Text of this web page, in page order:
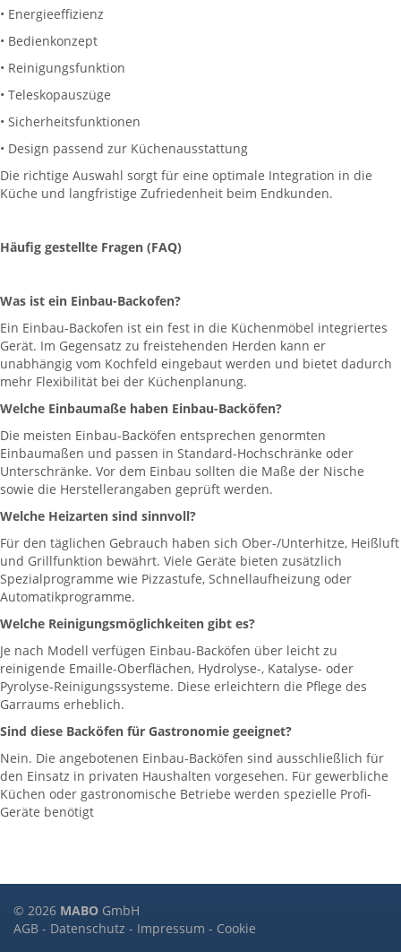
• Energieeffizienz
• Bedienkonzept
• Reinigungsfunktion
• Teleskopauszüge
• Sicherheitsfunktionen
• Design passend zur Küchenausstattung
Die richtige Auswahl sorgt für eine optimale Integration in die
Küche und langfristige Zufriedenheit beim Endkunden.
Häufig gestellte Fragen (FAQ)
Was ist ein Einbau-Backofen?
Ein Einbau-Backofen ist ein fest in die Küchenmöbel integriertes
Gerät. Im Gegensatz zu freistehenden Herden kann er
unabhängig vom Kochfeld eingebaut werden und bietet dadurch
mehr Flexibilität bei der Küchenplanung.
Welche Einbaumaße haben Einbau-Backöfen?
Die meisten Einbau-Backöfen entsprechen genormten
Einbaumaßen und passen in Standard-Hochschränke oder
Unterschränke. Vor dem Einbau sollten die Maße der Nische
sowie die Herstellerangaben geprüft werden.
Welche Heizarten sind sinnvoll?
Für den täglichen Gebrauch haben sich Ober-/Unterhitze, Heißluft
und Grillfunktion bewährt. Viele Geräte bieten zusätzlich
Spezialprogramme wie Pizzastufe, Schnellaufheizung oder
Automatikprogramme.
Welche Reinigungsmöglichkeiten gibt es?
Je nach Modell verfügen Einbau-Backöfen über leicht zu
reinigende Emaille-Oberflächen, Hydrolyse-, Katalyse- oder
Pyrolyse-Reinigungssysteme. Diese erleichtern die Pflege des
Garraums erheblich.
Sind diese Backöfen für Gastronomie geeignet?
Nein. Die angebotenen Einbau-Backöfen sind ausschließlich für
den Einsatz in privaten Haushalten vorgesehen. Für gewerbliche
Küchen oder gastronomische Betriebe werden spezielle Profi-
Geräte benötigt
© 2026 MABO GmbH
AGB - Datenschutz - Impressum - Cookie